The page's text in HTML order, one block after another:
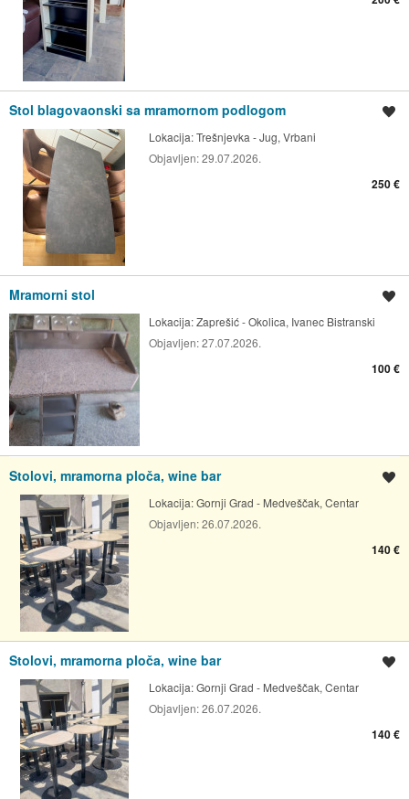
Stol blagovaonski sa mramornom podlogom
Lokacija:Trešnjevka - Jug, Vrbani
Objavljen:29.07.2026.
250 €
Mramorni stol
Lokacija:Zaprešić - Okolica, Ivanec Bistranski
Objavljen:27.07.2026.
100 €
Stolovi, mramorna ploča, wine bar
Lokacija:Gornji Grad - Medveščak, Centar
Objavljen:26.07.2026.
140 €
Stolovi, mramorna ploča, wine bar
Lokacija:Gornji Grad - Medveščak, Centar
Objavljen:26.07.2026.
140 €